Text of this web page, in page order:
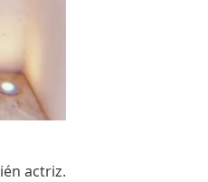
actriz.